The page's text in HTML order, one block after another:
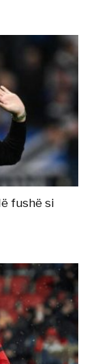
fushë si